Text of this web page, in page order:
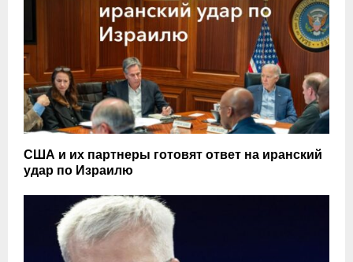
США и их партнеры готовят ответ на иранский
удар по Израилю